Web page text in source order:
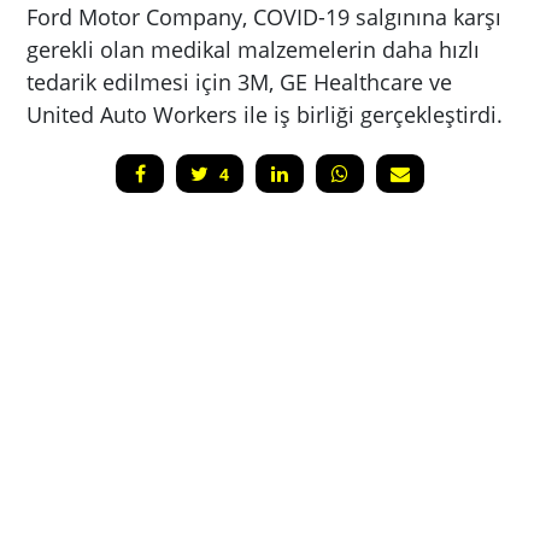
Ford Motor Company, COVID-19 salgınına karşı
gerekli olan medikal malzemelerin daha hızlı
tedarik edilmesi için 3M, GE Healthcare ve
United Auto Workers ile iş birliği gerçekleştirdi.
4